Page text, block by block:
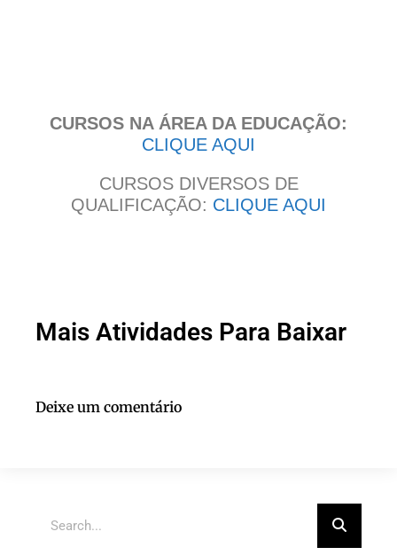
CURSOS NA ÁREA DA EDUCAÇÃO:
CLIQUE AQUI
CURSOS DIVERSOS DE
QUALIFICAÇÃO: CLIQUE AQUI
Mais Atividades Para Baixar
Deixe um comentário